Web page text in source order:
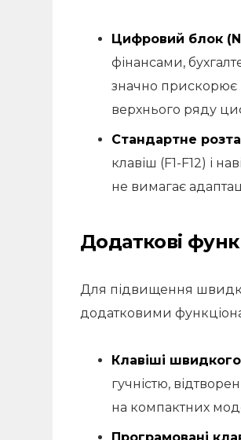
Цифровий блок
фінансами,
значно прискорює
верхнього ряду
Стандартне
клавіш (F1-F12) і
не вимагає
Додаткові
Для підвищення
додатковими
Клавіші
гучністю,
на компактних